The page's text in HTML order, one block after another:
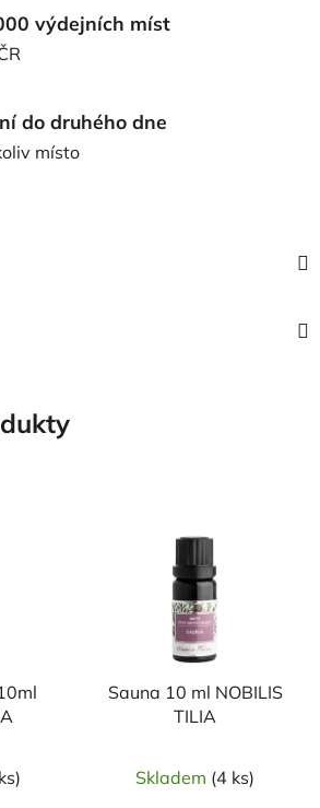
výdejních míst
do druhého dne
místo
Sauna 10 ml NOBILIS
TILIA
Skladem (4 ks)